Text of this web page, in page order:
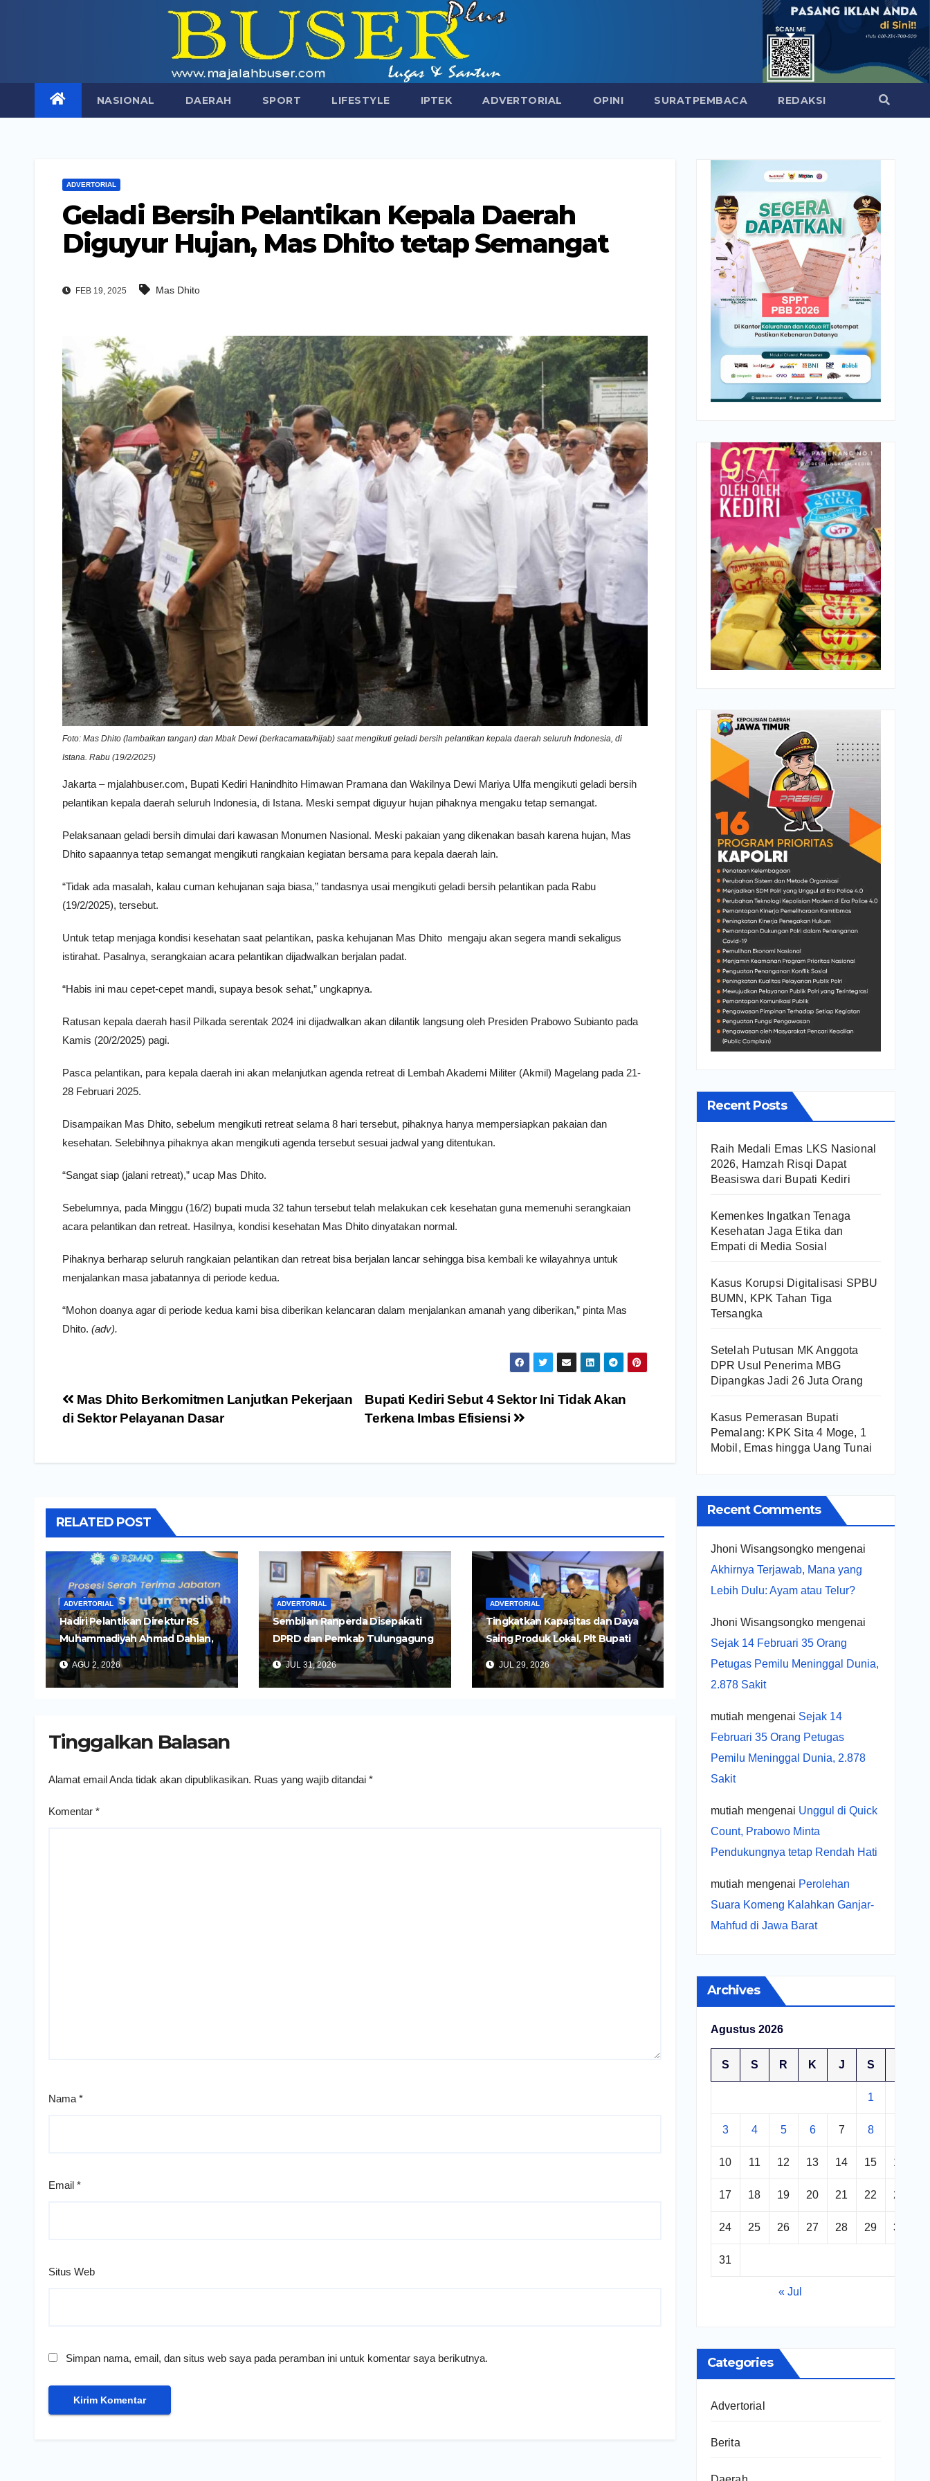
NASIONAL DAERAH SPORT LIFESTYLE IPTEK ADVERTORIAL OPINI SURATPEMBACA REDAKSI
ADVERTORIAL
Geladi Bersih Pelantikan Kepala Daerah
Diguyur Hujan, Mas Dhito tetap Semangat
FEB 19, 2025 Mas Dhito
Foto: Mas Dhito (lambaikan tangan) dan Mbak Dewi (berkacamata/hijab) saat mengikuti geladi bersih pelantikan kepala daerah seluruh Indonesia, di
Istana. Rabu (19/2/2025)
Jakarta – mjalahbuser.com, Bupati Kediri Hanindhito Himawan Pramana dan Wakilnya Dewi Mariya Ulfa mengikuti geladi bersih
pelantikan kepala daerah seluruh Indonesia, di Istana. Meski sempat diguyur hujan pihaknya mengaku tetap semangat.
Pelaksanaan geladi bersih dimulai dari kawasan Monumen Nasional. Meski pakaian yang dikenakan basah karena hujan, Mas
Dhito sapaannya tetap semangat mengikuti rangkaian kegiatan bersama para kepala daerah lain.
“Tidak ada masalah, kalau cuman kehujanan saja biasa,” tandasnya usai mengikuti geladi bersih pelantikan pada Rabu
(19/2/2025), tersebut.
Untuk tetap menjaga kondisi kesehatan saat pelantikan, paska kehujanan Mas Dhito mengaju akan segera mandi sekaligus
istirahat. Pasalnya, serangkaian acara pelantikan dijadwalkan berjalan padat.
“Habis ini mau cepet-cepet mandi, supaya besok sehat,” ungkapnya.
Ratusan kepala daerah hasil Pilkada serentak 2024 ini dijadwalkan akan dilantik langsung oleh Presiden Prabowo Subianto pada
Kamis (20/2/2025) pagi.
Pasca pelantikan, para kepala daerah ini akan melanjutkan agenda retreat di Lembah Akademi Militer (Akmil) Magelang pada 21-
28 Februari 2025.
Disampaikan Mas Dhito, sebelum mengikuti retreat selama 8 hari tersebut, pihaknya hanya mempersiapkan pakaian dan
kesehatan. Selebihnya pihaknya akan mengikuti agenda tersebut sesuai jadwal yang ditentukan.
“Sangat siap (jalani retreat),” ucap Mas Dhito.
Sebelumnya, pada Minggu (16/2) bupati muda 32 tahun tersebut telah melakukan cek kesehatan guna memenuhi serangkaian
acara pelantikan dan retreat. Hasilnya, kondisi kesehatan Mas Dhito dinyatakan normal.
Pihaknya berharap seluruh rangkaian pelantikan dan retreat bisa berjalan lancar sehingga bisa kembali ke wilayahnya untuk
menjalankan masa jabatannya di periode kedua.
“Mohon doanya agar di periode kedua kami bisa diberikan kelancaran dalam menjalankan amanah yang diberikan,” pinta Mas
Dhito. (adv).
Navigasi
pos
Bupati Kediri Sebut 4 Sektor Ini Tidak Akan
Terkena Imbas Efisiensi
Mas Dhito Berkomitmen Lanjutkan Pekerjaan
di Sektor Pelayanan Dasar
RELATED POST
ADVERTORIAL
Hadiri Pelantikan Direktur RS
Muhammadiyah Ahmad Dahlan,
Wali Kota Kediri Tekankan
Pelayanan Kesehatan yang
Humanis
AGU 2, 2026
ADVERTORIAL
Sembilan Ranperda Disepakati
DPRD dan Pemkab Tulungagung
Untuk Perkuat Pembangunan
Daerah
JUL 31, 2026
ADVERTORIAL
Tingkatkan Kapasitas dan Daya
Saing Produk Lokal, Plt Bupati
Tulungagung Buka Seminar
Impor dan Ekspor Produk UMKM
JUL 29, 2026
Tinggalkan Balasan
Alamat email Anda tidak akan dipublikasikan. Ruas yang wajib ditandai *
Komentar *
Nama*
Email *
Situs Web
Simpan nama, email, dan situs web saya pada peramban ini untuk komentar saya berikutnya.
Recent Posts
Raih Medali Emas LKS Nasional
2026, Hamzah Risqi Dapat
Beasiswa dari Bupati Kediri
Kemenkes Ingatkan Tenaga
Kesehatan Jaga Etika dan
Empati di Media Sosial
Kasus Korupsi Digitalisasi SPBU
BUMN, KPK Tahan Tiga
Tersangka
Setelah Putusan MK Anggota
DPR Usul Penerima MBG
Dipangkas Jadi 26 Juta Orang
Kasus Pemerasan Bupati
Pemalang: KPK Sita 4 Moge, 1
Mobil, Emas hingga Uang Tunai
Recent Comments
Jhoni Wisangsongkomengenai
Akhirnya Terjawab, Mana yang
Lebih Dulu: Ayam atau Telur?
Jhoni Wisangsongkomengenai
Sejak 14 Februari 35 Orang
Petugas Pemilu Meninggal Dunia,
2.878 Sakit
mutiah mengenai Sejak 14
Februari 35 Orang Petugas
Pemilu Meninggal Dunia, 2.878
Sakit
mutiah mengenai Unggul di Quick
Count, Prabowo Minta
Pendukungnya tetap Rendah Hati
mutiah mengenai Perolehan
Suara Komeng Kalahkan Ganjar-
Mahfud di Jawa Barat
Archives
Agustus 2026
S S R K J S
1
3 4 5 6 7 8
10 11 12 13 14 15 16
17 18 19 20 21 22 23
24 25 26 27 28 29 30
31
« Jul
Categories
Advertorial
Berita